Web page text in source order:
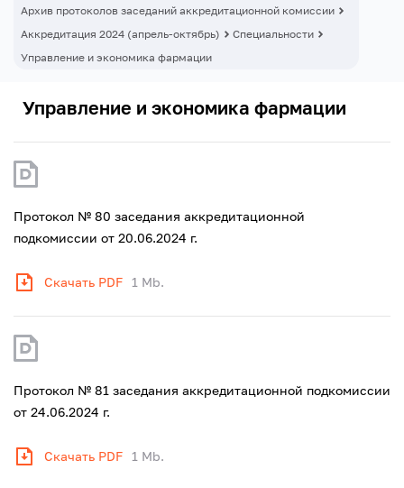
Архив протоколов заседаний аккредитационной комиссии
Аккредитация 2024 (апрель-октябрь)
Специальности
Управление и экономика фармации
Управление и экономика фармации
Протокол № 80 заседания аккредитационной
подкомиссии от 20.06.2024 г.
Скачать PDF 1 Mb.
Протокол № 81 заседания аккредитационной подкомиссии
от 24.06.2024 г.
Скачать PDF 1 Mb.